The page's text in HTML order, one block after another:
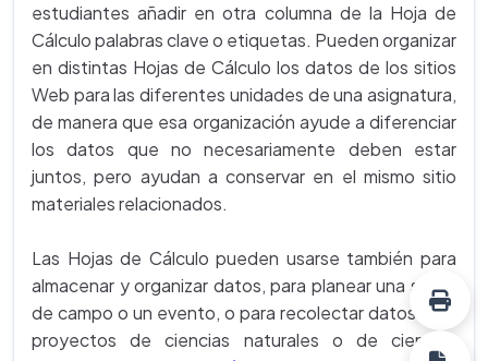
estudiantes añadir en otra columna de la Hoja de
Cálculo palabras clave o etiquetas. Pueden organizar
en distintas Hojas de Cálculo los datos de los sitios
Web para las diferentes unidades de una asignatura,
de manera que esa organización ayude a diferenciar
los datos que no necesariamente deben estar
juntos, pero ayudan a conservar en el mismo sitio
materiales relacionados.
Las Hojas de Cálculo pueden usarse también para
almacenar y organizar datos, para planear una salida
de campo o un evento, o para recolectar datos para
proyectos de ciencias naturales o de ciencias